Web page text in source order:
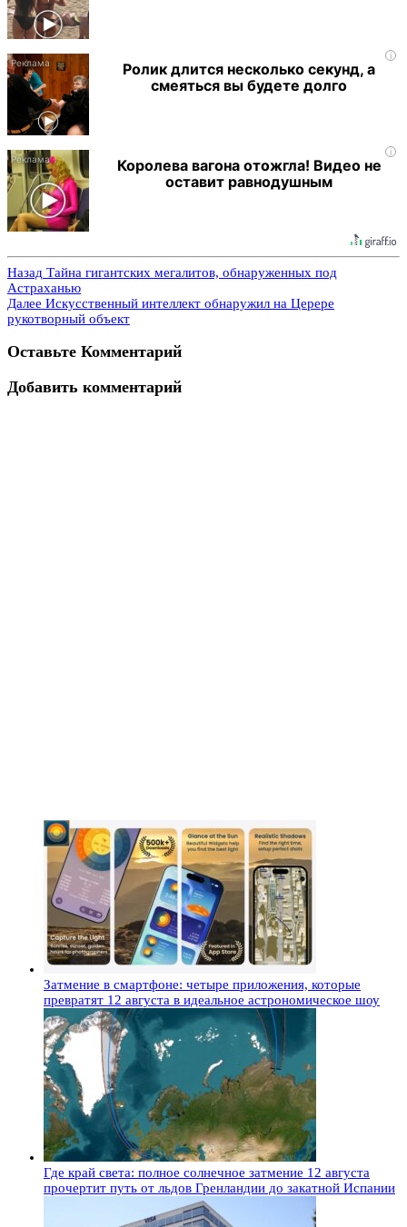
i
Ролик длится несколько секунд, а
смеяться вы будете долго
i
Королева вагона отожгла! Видео не
оставит равнодушным
Назад Тайна гигантских мегалитов, обнаруженных под
Астраханью
Далее Искусственный интеллект обнаружил на Церере
рукотворный объект
Оставьте Комментарий
Добавить комментарий
Затмение в смартфоне: четыре приложения, которые
превратят 12 августа в идеальное астрономическое шоу
Где край света: полное солнечное затмение 12 августа
прочертит путь от льдов Гренландии до закатной Испании